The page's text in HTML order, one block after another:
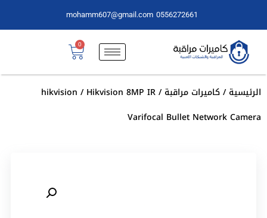
0556272661
mohamm607@gmail.com
0
الرئيسية/كاميرات مراقبة/
hikvision / Hikvision 8MP IR
Varifocal Bullet Network Camera